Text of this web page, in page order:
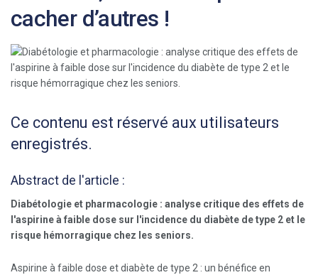
cacher d’autres !
Ce contenu est réservé aux utilisateurs
enregistrés.
Abstract de l'article :
Diabétologie et pharmacologie : analyse critique des effets de
l'aspirine à faible dose sur l'incidence du diabète de type 2 et le
risque hémorragique chez les seniors.
Aspirine à faible dose et diabète de type 2 : un bénéfice en